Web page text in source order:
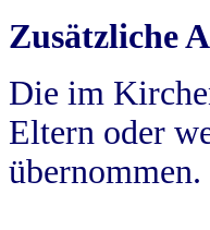
Zusätzliche
Die im
Eltern oder
übernommen.